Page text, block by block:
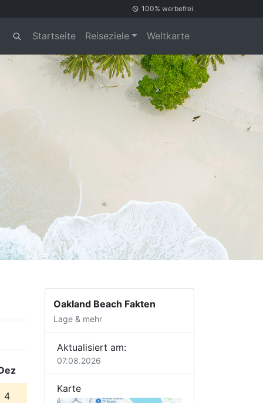
100% werbefrei
Startseite Reiseziele Weltkarte
4
Oakland Beach Fakten
Lage & mehr
Aktualisiert am:
07.08.2026
Karte